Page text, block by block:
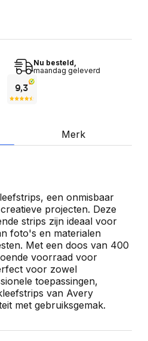
Nu besteld,
maandag geleverd
Merk
een onmisbaar
projecten. Deze
strips zijn ideaal voor
foto's en materialen
Met een doos van 400
voorraad voor
voor zowel
toepassingen,
van Avery
met gebruiksgemak.